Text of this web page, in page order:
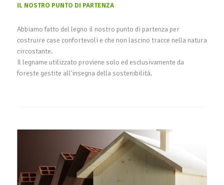
IL NOSTRO PUNTO DI PARTENZA
Abbiamo fatto del legno il nostro punto di partenza per
costruire case confortevoli e che non lascino tracce nella natura
circostante.
Il legname utilizzato proviene solo ed esclusivamente da
foreste gestite all'insegna della sostenibilità.